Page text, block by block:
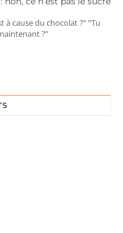
à cause du chocolat ?” “Tu
?”